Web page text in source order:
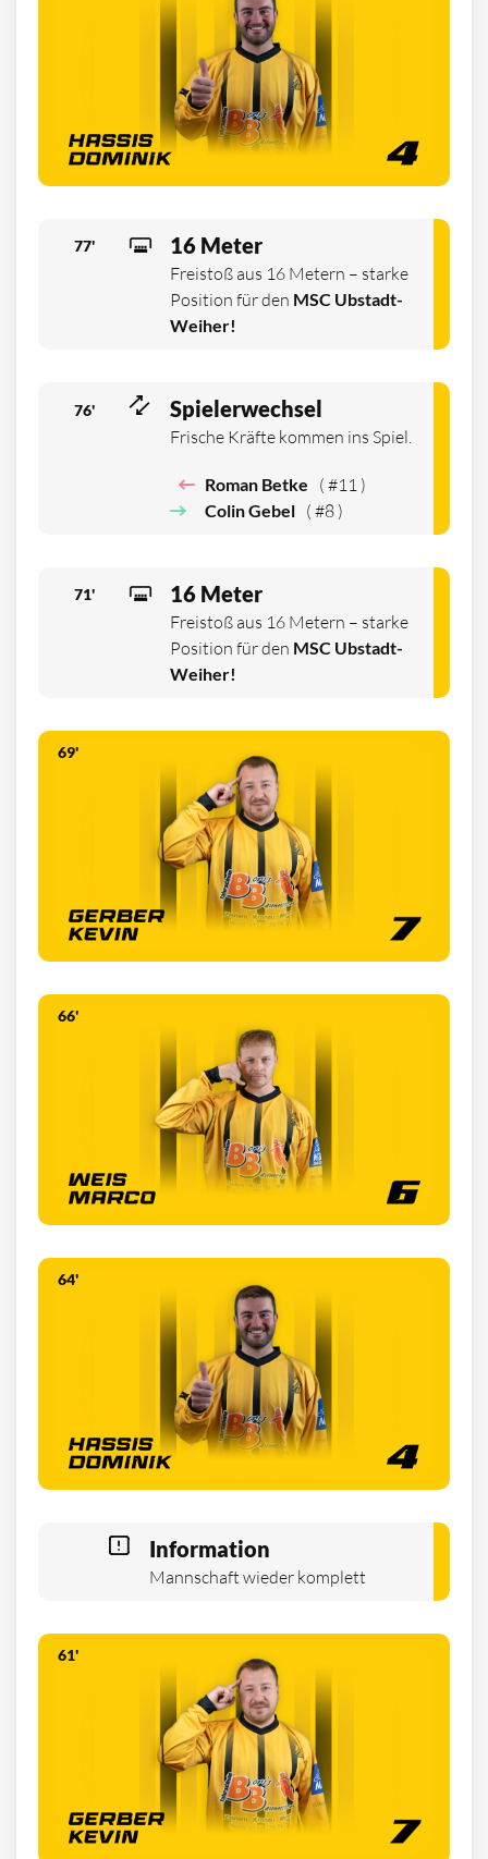
77' 16 Meter
Freistoß aus 16 Metern – starke
Position für den MSC Ubstadt-
Weiher!
76' Spielerwechsel
Frische Kräfte kommen ins Spiel.
Roman Betke ( #11 )
Colin Gebel ( #8 )
71' 16 Meter
Freistoß aus 16 Metern – starke
Position für den MSC Ubstadt-
Weiher!
69'
66'
64'
Information
Mannschaft wieder komplett
61'